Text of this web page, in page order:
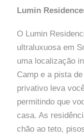
Lumin
O Lumin
ultraluxuosa em
uma localização
Camp e a pista
privativo leva
permitindo que
casa. As
chão ao teto,